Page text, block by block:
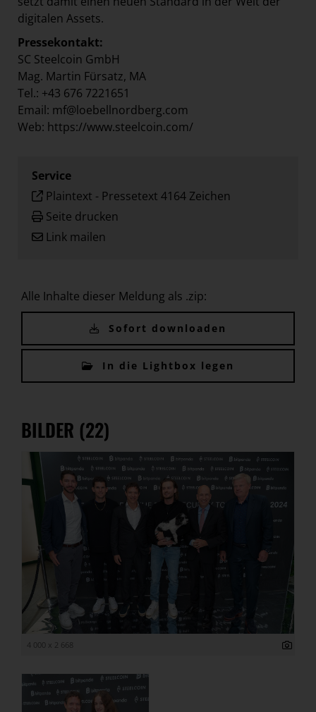
digitalen Assets.
Pressekontakt:
SC Steelcoin GmbH
Mag. Martin Fürsatz, MA
Tel.: +43 676 7221651
Email: mf@loebellnordberg.com
Web: https://www.steelcoin.com/
Service
Plaintext - Pressetext 4164 Zeichen
Seite drucken
Link mailen
Alle Inhalte dieser Meldung als .zip:
Sofort downloaden
In die Lightbox legen
BILDER (22)
4 000 x 2 668